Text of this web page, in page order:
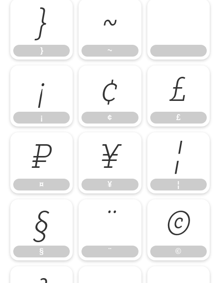
}
}
~
~
¡
¡
¢
¢
£
£
¤
¤
¥
¥
¦
¦
§
§
¨
¨
©
©